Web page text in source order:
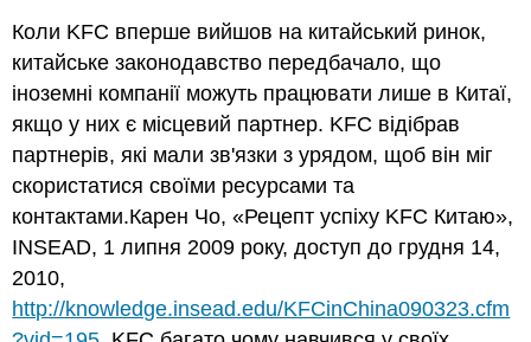
Коли KFC вперше вийшов на китайський ринок,
китайське законодавство передбачало, що
іноземні компанії можуть працювати лише в Китаї,
якщо у них є місцевий партнер. KFC відібрав
партнерів, які мали зв'язки з урядом, щоб він міг
скористатися своїми ресурсами та
контактами.Карен Чо, «Рецепт успіху KFC Китаю»,
INSEAD, 1 липня 2009 року, доступ до грудня 14,
2010,
http://knowledge.insead.edu/KFCinChina090323.cfm